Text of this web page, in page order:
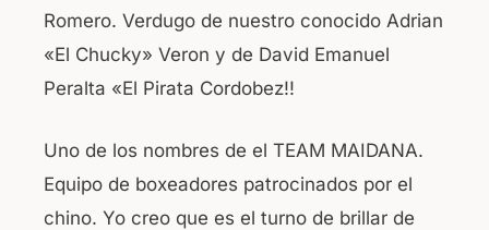
Romero. Verdugo de nuestro conocido Adrian
«El Chucky» Veron y de David Emanuel
Peralta «El Pirata Cordobez!!
Uno de los nombres de el TEAM MAIDANA.
Equipo de boxeadores patrocinados por el
chino. Yo creo que es el turno de brillar de